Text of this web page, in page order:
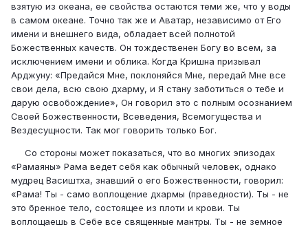
взятую из океана, ее свойства остаются теми же, что у воды
в самом океане. Точно так же и Аватар, независимо от Его
имени и внешнего вида, обладает всей полнотой
Божественных качеств. Он тождественен Богу во всем, за
исключением имени и облика. Когда Кришна призывал
Арджуну: «Предайся Мне, поклоняйся Мне, передай Мне все
свои дела, всю свою дхарму, и Я стану заботиться о тебе и
дарую освобождение», Он говорил это с полным осознанием
Своей Божественности, Всеведения, Всемогущества и
Вездесущности. Так мог говорить только Бог.
Со стороны может показаться, что во многих эпизодах
«Рамаяны» Рама ведет себя как обычный человек, однако
мудрец Васиштха, знавший о его Божественности, говорил:
«Рама! Ты - само воплощение дхармы (праведности). Ты - не
это бренное тело, состоящее из плоти и крови. Ты
воплощаешь в Себе все священные мантры. Ты - не земное